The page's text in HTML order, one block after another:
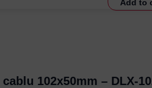
Add to
102x50mm – DLX-